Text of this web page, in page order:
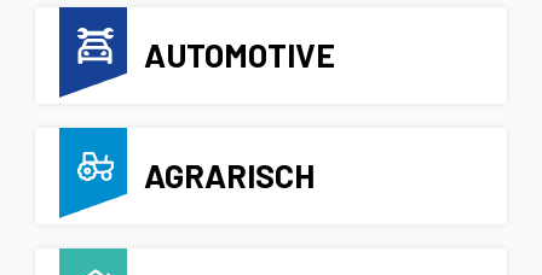
AUTOMOTIVE
AGRARISCH